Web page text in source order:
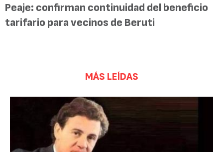
Peaje: confirman continuidad del beneficio
tarifario para vecinos de Beruti
MÁS LEÍDAS